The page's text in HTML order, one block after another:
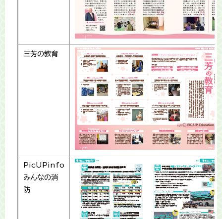
三芳の教育
PicUPinfo
みんなの消
防